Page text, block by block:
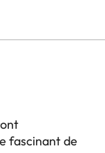
fascinant de